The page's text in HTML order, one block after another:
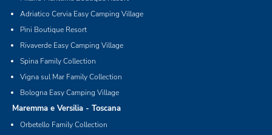
Adriatico Cervia Easy Camping Village
Pini Boutique Resort
Rivaverde Easy Camping Village
Spina Family Collection
Vigna sul Mar Family Collection
Bologna Easy Camping Village
Maremma e Versilia - Toscana
Orbetello Family Collection